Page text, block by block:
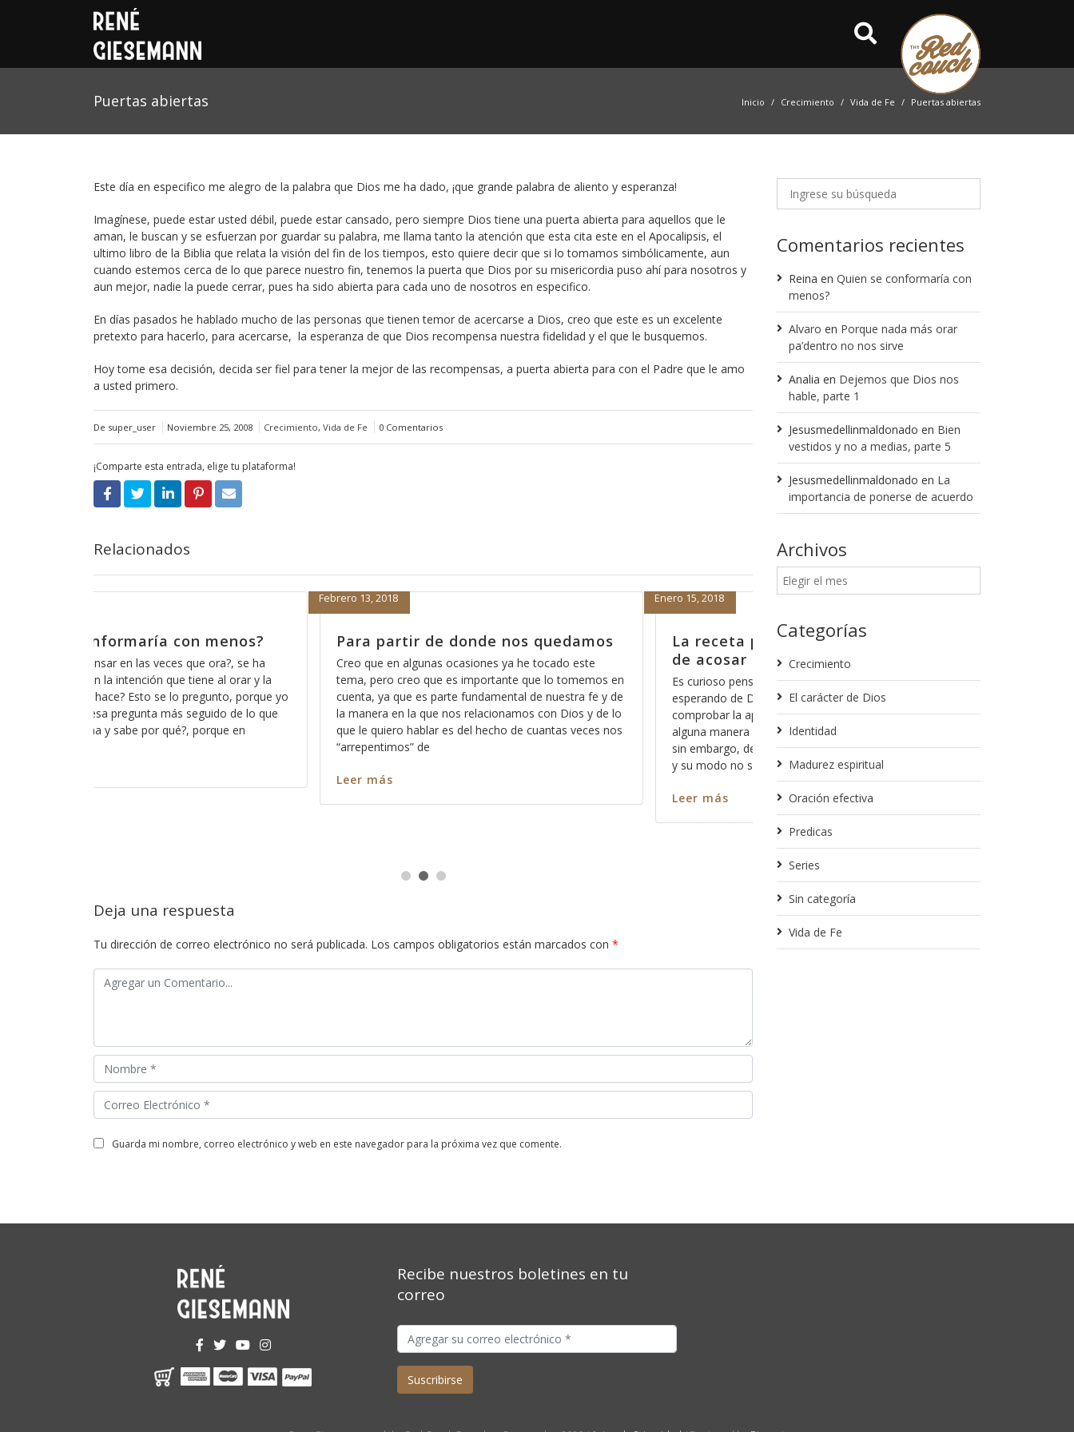
Puertas abiertas Inicio Crecimiento Vida de Fe Puertas abiertas
Este día en especifico me alegro de la palabra que Dios me ha dado, ¡que grande palabra de aliento y esperanza!
Imagínese, puede estar usted débil, puede estar cansado, pero siempre Dios tiene una puerta abierta para aquellos que le
aman, le buscan y se esfuerzan por guardar su palabra, me llama tanto la atención que esta cita este en el Apocalipsis, el
ultimo libro de la Biblia que relata la visión del fin de los tiempos, esto quiere decir que si lo tomamos simbólicamente, aun
cuando estemos cerca de lo que parece nuestro fin, tenemos la puerta que Dios por su misericordia puso ahí para nosotros y
aun mejor, nadie la puede cerrar, pues ha sido abierta para cada uno de nosotros en especifico.
En días pasados he hablado mucho de las personas que tienen temor de acercarse a Dios, creo que este es un excelente
pretexto para hacerlo, para acercarse, la esperanza de que Dios recompensa nuestra fidelidad y el que le busquemos.
Hoy tome esa decisión, decida ser fiel para tener la mejor de las recompensas, a puerta abierta para con el Padre que le amo
a usted primero.
De super_user Noviembre 25, 2008 Crecimiento, Vida de Fe 0 Comentarios
¡Comparte esta entrada, elige tu plataforma!
Relacionados
de donde nos quedamos
en algunas ocasiones ya he tocado este
creo que es importante que lo tomemos en
que es parte fundamental de nuestra fe y de
en la que nos relacionamos con Dios y de lo
hablar es del hecho de cuantas veces nos
La receta para que el mal nos deje
de acosar
Enero 15, 2018
Es curioso pensar que muchas personas están
esperando de Dios el ser bendecidas y con ello
comprobar la aprobación de Dios hacia sus vidas y de
alguna manera validar que no son „malas personas“ ,
sin embargo, dejan pasar por alto la instrucción de Dios
Y quien está listo para levantar la
mano?
Noviembre 9, 2017
Es interesante que siempre caminamos por la vida
pensando que Dios no solo nos ama, sino que cuida de
nuestros intereses, incluso hay personas que piensan
que Dios actúa tras bambalinas todo el tiempo para
bendecirnos, como si tuviese la necesidad de
agradarnos y está buscando todo el tiempo hacernos
“bien” aunque no lo entendamos.
Noviembre 7, 2017
29:18 que dice “El
identificar cuando
una visión ó andan
Leer más
Deja una respuesta
Tu dirección de correo electrónico no será publicada. Los campos obligatorios están marcados con *
guarda mi nombre, correo electrónico y web en este navegador para la próxima vez que comente.
Comentarios recientes
Reina en Quien se conformaría con
menos?
Alvaro en Porque nada más orar
pa’dentro no nos sirve
Analia en Dejemos que Dios nos
hable, parte 1
Jesusmedellinmaldonado en Bien
vestidos y no a medias, parte 5
Jesusmedellinmaldonado en La
importancia de ponerse de acuerdo
Archivos
Categorías
Crecimiento
El carácter de Dios
Identidad
Madurez espiritual
Oración efectiva
Predicas
Series
Sin categoría
Vida de Fe
Recibe nuestros boletines en tu
correo